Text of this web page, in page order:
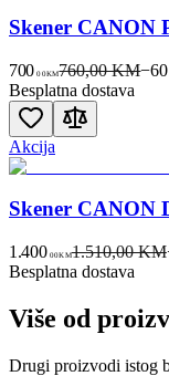
Skener CANON
700 00KM760,00 KM−60
Besplatna dostava
Akcija
Skener CANON
1.400 00KM1.510,00 KM
Besplatna dostava
Više od
Drugi proizvodi istog